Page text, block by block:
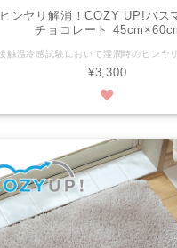
ヒンヤリ解消！COZY UP!バ
チョコレート
¥3,300